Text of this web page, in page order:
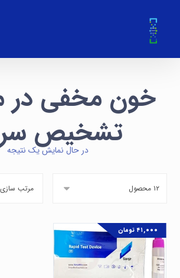
خون مخفی در
تشخیص
در حال نمایش یک نتیجه
۴۱,۰۰۰ تومان